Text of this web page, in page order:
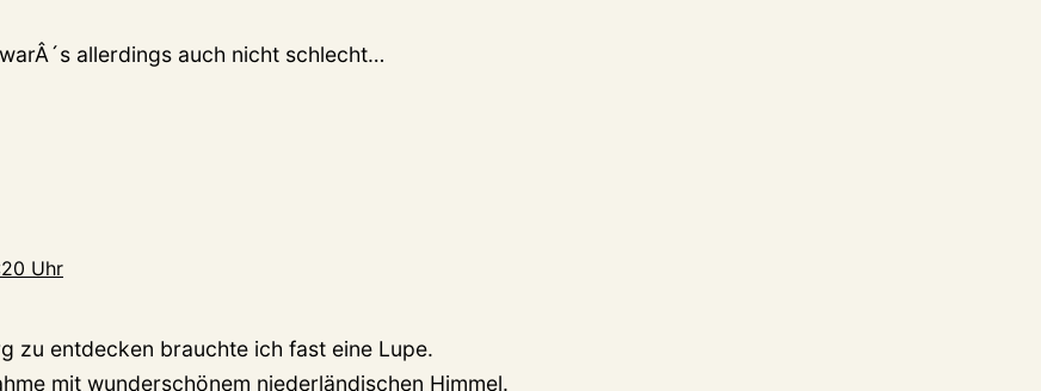
allerdings auch nicht schlecht…
Uhr
zu entdecken brauchte ich fast eine Lupe.
mit wunderschönem niederländischen Himmel.